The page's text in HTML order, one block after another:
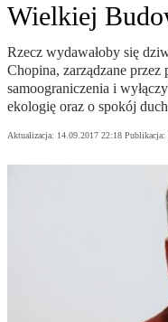
Wielkiej
Rzecz wydawałoby się
Chopina, zarządzane
samoograniczenia i
ekologię oraz o spokój
Aktualizacja: 14.09.2017 22:18 Publikacja: